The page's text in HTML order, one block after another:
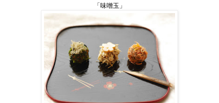
「味噌玉」